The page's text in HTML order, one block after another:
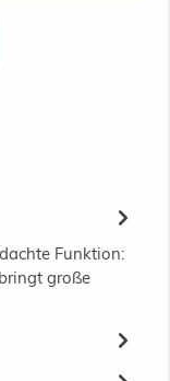
Funktion:
große